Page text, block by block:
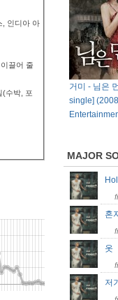
, 인디아 아
끌어 줄
(수박, 포
거미 - 님은
single]
MAJOR
혼
저